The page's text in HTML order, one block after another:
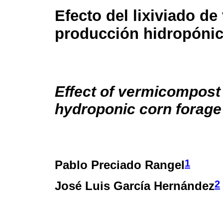
Efecto del lixiviado
producción
Effect of
hydroponic corn forage
Pablo Preciado Rangel1
José Luis García Hernández2